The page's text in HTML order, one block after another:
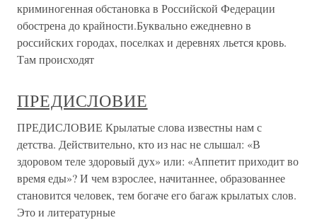
криминогенная обстановка в Российской Федерации
обострена до крайности.Буквально ежедневно в
российских городах, поселках и деревнях льется кровь.
Там происходят
ПРЕДИСЛОВИЕ
ПРЕДИСЛОВИЕ Крылатые слова известны нам с
детства. Действительно, кто из нас не слышал: «В
здоровом теле здоровый дух» или: «Аппетит приходит во
время еды»? И чем взрослее, начитаннее, образованнее
становится человек, тем богаче его багаж крылатых слов.
Это и литературные